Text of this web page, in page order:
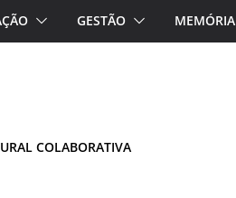
GESTÃO MEMÓRIA
COLABORATIVA